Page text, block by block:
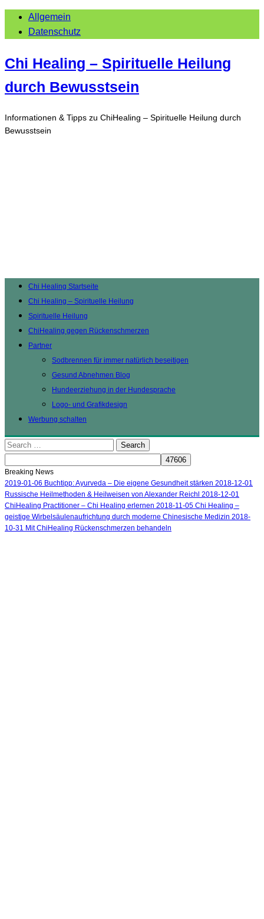
Allgemein
Datenschutz
Chi Healing – Spirituelle Heilung
durch Bewusstsein
Informationen & Tipps zu ChiHealing – Spirituelle Heilung durch
Bewusstsein
Chi Healing Startseite
Chi Healing – Spirituelle Heilung
Spirituelle Heilung
ChiHealing gegen Rückenschmerzen
Partner
Sodbrennen für immer natürlich beseitigen
Gesund Abnehmen Blog
Hundeerziehung in der Hundesprache
Logo- und Grafikdesign
Werbung schalten
Search
Breaking News
2019-01-06 Buchtipp: Ayurveda – Die eigene Gesundheit stärken 2018-12-01
Russische Heilmethoden & Heilweisen von Alexander Reichl 2018-12-01
ChiHealing Practitioner – Chi Healing erlernen 2018-11-05 Chi Healing –
geistige Wirbelsäulenaufrichtung durch moderne Chinesische Medizin 2018-
10-31 Mit ChiHealing Rückenschmerzen behandeln